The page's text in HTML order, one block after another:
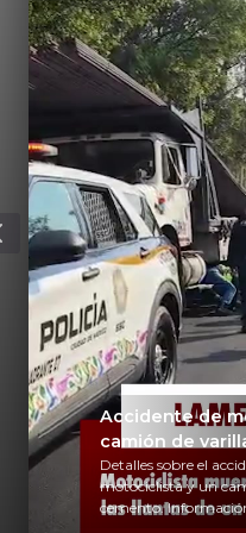
Accidente de
camión de
Detalles sobre el
motociclista y un
cemento.
vial y